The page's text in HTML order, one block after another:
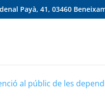
Payà, 41, 03460
al públic de les